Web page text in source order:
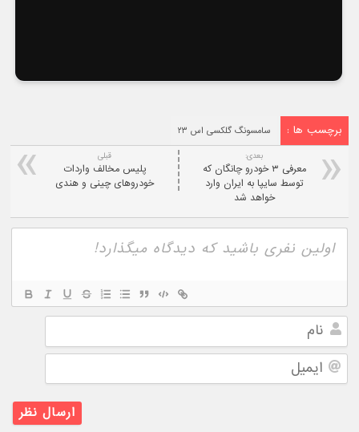
برچسب ها : سامسونگ گلکسی اس ۲۳
قبلی
پلیس مخالف واردات
خودروهای چینی و هندی
بعدی:
معرفی ۳ خودرو چانگان که
توسط سایپا به ایران وارد
خواهد شد
نام
ایمیل